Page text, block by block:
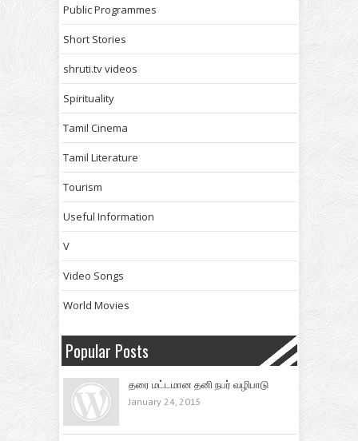
Public Programmes
Short Stories
shruti.tv videos
Spirituality
Tamil Cinema
Tamil Literature
Tourism
Useful Information
V
Video Songs
World Movies
Popular Posts
தரை மட்டமான தனி நபர் வழிபாடு
January 24, 2015